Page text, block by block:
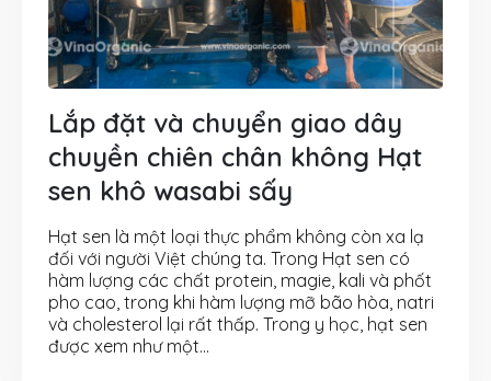
Lắp đặt và chuyển giao dây
chuyền chiên chân không Hạt
sen khô wasabi sấy
Hạt sen là một loại thực phẩm không còn xa lạ
đối với người Việt chúng ta. Trong Hạt sen có
hàm lượng các chất protein, magie, kali và phốt
pho cao, trong khi hàm lượng mỡ bão hòa, natri
và cholesterol lại rất thấp. Trong y học, hạt sen
được xem như một...